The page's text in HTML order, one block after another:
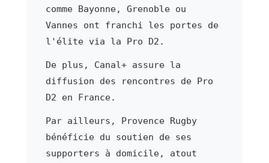
comme Bayonne, Grenoble ou
Vannes ont franchi les portes de
l'élite via la Pro D2.
De plus, Canal+ assure la
diffusion des rencontres de Pro
D2 en France.
Par ailleurs, Provence Rugby
bénéficie du soutien de ses
supporters à domicile, atout